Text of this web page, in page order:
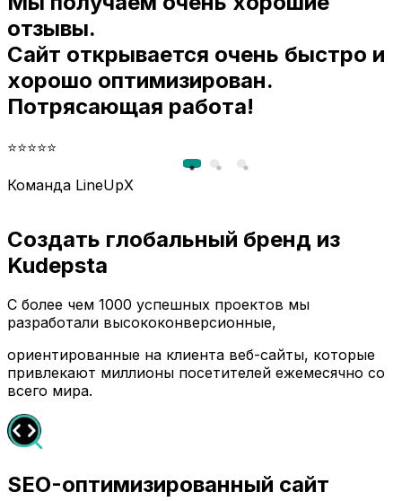
отзывы.
Сайт открывается очень быстро и
хорошо оптимизирован.
Потрясающая работа!
⭐⭐⭐⭐⭐
Команда LineUpX
Создать глобальный бренд из
Kudepsta
С более чем 1000 успешных проектов мы
разработали высококонверсионные,
ориентированные на клиента веб-сайты, которые
привлекают миллионы посетителей ежемесячно со
всего мира.
SEO-оптимизированный сайт